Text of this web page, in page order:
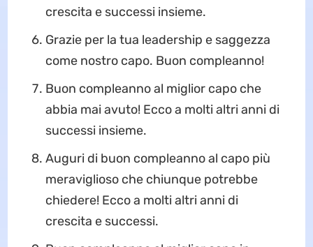
crescita e successi insieme.
Grazie per la tua leadership e saggezza
come nostro capo. Buon compleanno!
Buon compleanno al miglior capo che
abbia mai avuto! Ecco a molti altri anni di
successi insieme.
Auguri di buon compleanno al capo più
meraviglioso che chiunque potrebbe
chiedere! Ecco a molti altri anni di
crescita e successi.